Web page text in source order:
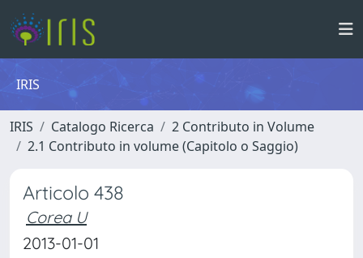
IRIS
IRIS Catalogo Ricerca
2 Contributo in Volume
2.1 Contributo in volume (Capitolo o Saggio)
Articolo 438
Corea U
2013-01-01